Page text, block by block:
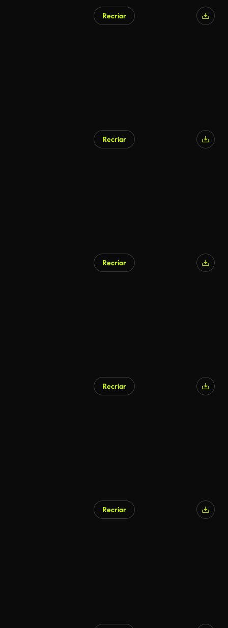
Recriar
Recriar
Recriar
Recriar
Recriar